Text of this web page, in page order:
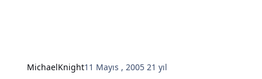
MichaelKnight11 Mayıs , 2005 21 yıl